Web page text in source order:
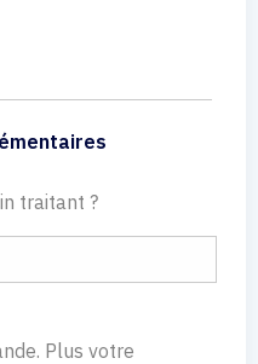
traitant ?
Plus votre